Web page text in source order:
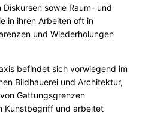
sowie Raum- und
in ihren Arbeiten oft in
und Wiederholungen
befindet sich vorwiegend im
Bildhauerei und Architektur,
Gattungsgrenzen
Kunstbegriff und arbeitet